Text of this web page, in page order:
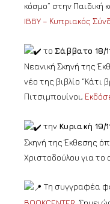
κόσμο” στην Παιδική
IBBY – Κυπριακός
το Σάββατο 18/
Νεανική Σκηνή της
νέο της βιβλίο “Κάτι
Πιτσιμπουίνοι,
την Κυριακή 19/
Σκηνή της Έκθεσης
Χριστοδούλου για το
Tη συγγραφέα